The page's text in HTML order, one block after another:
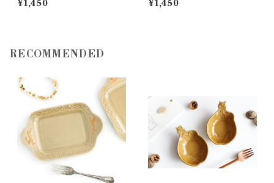
¥1,450 ¥1,450
RECOMMENDED